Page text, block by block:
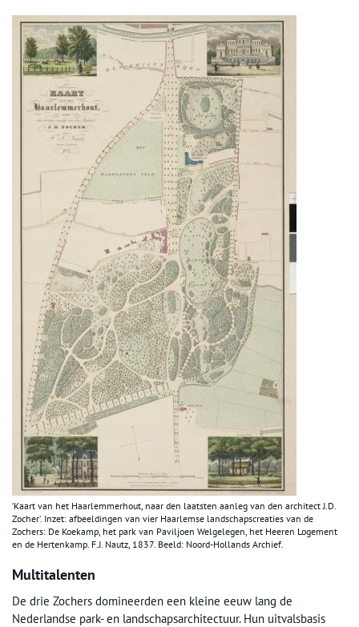
‘Kaart van het Haarlemmerhout, naar den laatsten aanleg van den architect J.D.
Zocher’. Inzet: afbeeldingen van vier Haarlemse landschapscreaties van de
Zochers: De Koekamp, het park van Paviljoen Welgelegen, het Heeren Logement
en de Hertenkamp. F.J. Nautz, 1837. Beeld: Noord-Hollands Archief.
Multitalenten
De drie Zochers domineerden een kleine eeuw lang de
Nederlandse park- en landschapsarchitectuur. Hun uitvalsbasis